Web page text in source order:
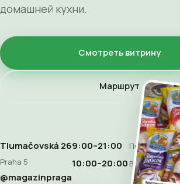
домашней кухни.
Смотреть витрину
Маршрут
Tlumačovská 26
Praha 5
9:00–21:00 Пн–Сб
10:00–20:00 Воскресенье
@magazinpraga